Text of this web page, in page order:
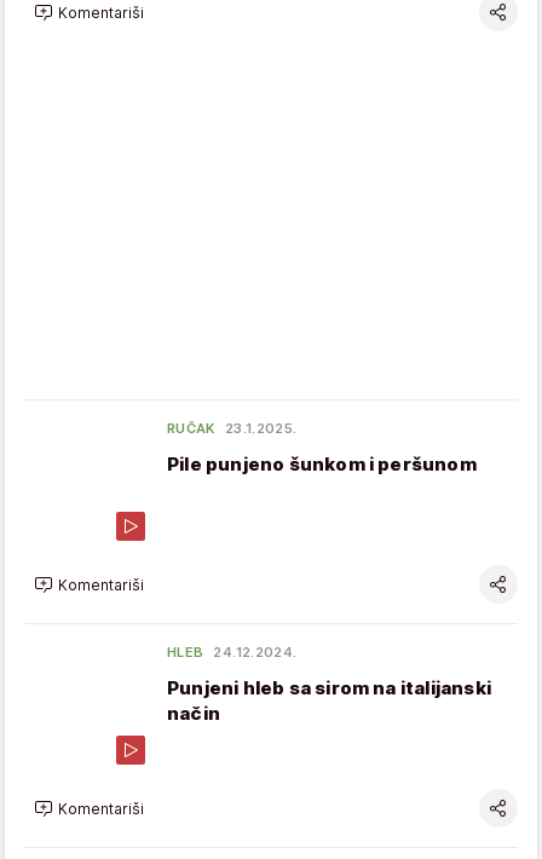
Komentariši
RUČAK 23.1.2025.
Pile punjeno šunkom i peršunom
Komentariši
HLEB 24.12.2024.
Punjeni hleb sa sirom na italijanski
način
Komentariši